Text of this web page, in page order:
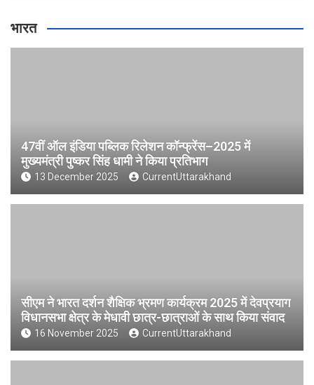
भारत
47वीं ऑल इंडिया पब्लिक रिलेशन कॉन्फ्रेंस–2025 में
मुख्यमंत्री पुष्कर सिंह धामी ने किया प्रतिभाग
13 December 2025 CurrentUttarakhand
सीएम ने भारत दर्शन शैक्षिक भ्रमण कार्यक्रम 2025 में देवप्रयाग
विधानसभा क्षेत्र के मेधावी छात्र-छात्राओं के साथ किया संवाद
16 November 2025 CurrentUttarakhand